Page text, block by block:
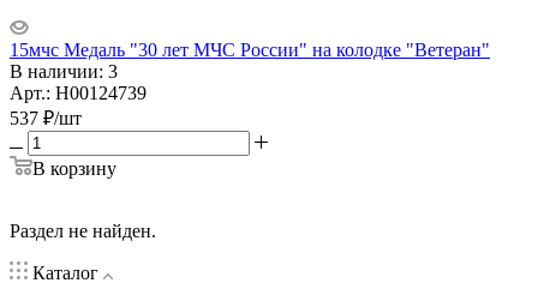
15мчс Медаль "30 лет МЧС России" на колодке "Ветеран"
В наличии: 3
Арт.: Н00124739
537 ₽/шт
В корзину
Раздел не найден.
Каталог